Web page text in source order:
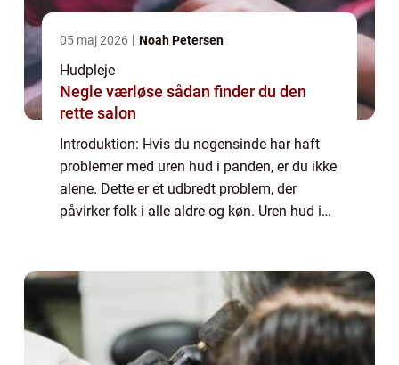
05 maj 2026 Noah Petersen
Hudpleje
Negle værløse sådan finder du den
rette salon
Introduktion: Hvis du nogensinde har haft
problemer med uren hud i panden, er du ikke
alene. Dette er et udbredt problem, der
påvirker folk i alle aldre og køn. Uren hud i